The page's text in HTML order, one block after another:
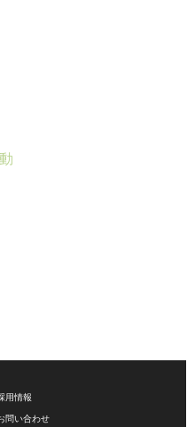
用情報
問い合わせ